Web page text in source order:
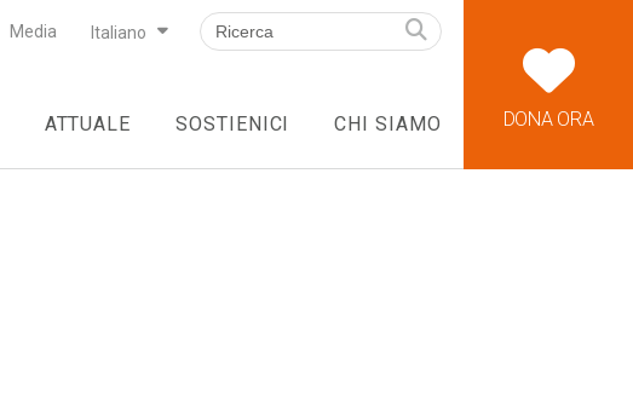
DONA ORA
Media Italiano
ATTUALE SOSTIENICI CHI SIAMO